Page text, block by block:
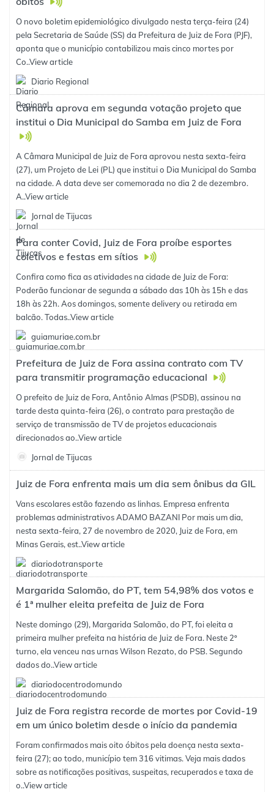
O novo boletim epidemiológico divulgado nesta terça-feira (24)
pela Secretaria de Saúde (SS) da Prefeitura de Juiz de Fora (PJF),
aponta que o município contabilizou mais cinco mortes por
Co..View article
Diario Regional
Câmara aprova em segunda votação projeto que
institui o Dia Municipal do Samba em Juiz de Fora
A Câmara Municipal de Juiz de Fora aprovou nesta sexta-feira
(27), um Projeto de Lei (PL) que institui o Dia Municipal do Samba
na cidade. A data deve ser comemorada no dia 2 de dezembro.
A..View article
Jornal de Tijucas
Para conter Covid, Juiz de Fora proíbe esportes
coletivos e festas em sítios
Confira como fica as atividades na cidade de Juiz de Fora:
Poderão funcionar de segunda a sábado das 10h às 15h e das
18h às 22h. Aos domingos, somente delivery ou retirada em
balcão. Todas..View article
guiamuriae.com.br
Prefeitura de Juiz de Fora assina contrato com TV
para transmitir programação educacional
O prefeito de Juiz de Fora, Antônio Almas (PSDB), assinou na
tarde desta quinta-feira (26), o contrato para prestação de
serviço de transmissão de TV de projetos educacionais
direcionados ao..View article
Jornal de Tijucas
Juiz de Fora enfrenta mais um dia sem ônibus da GIL
Vans escolares estão fazendo as linhas. Empresa enfrenta
problemas administrativos ADAMO BAZANI Por mais um dia,
nesta sexta-feira, 27 de novembro de 2020, Juiz de Fora, em
Minas Gerais, est..View article
diariodotransporte
Margarida Salomão, do PT, tem 54,98% dos votos e
é 1ª mulher eleita prefeita de Juiz de Fora
Neste domingo (29), Margarida Salomão, do PT, foi eleita a
primeira mulher prefeita na história de Juiz de Fora. Neste 2º
turno, ela venceu nas urnas Wilson Rezato, do PSB. Segundo
dados do..View article
diariodocentrodomundo
Juiz de Fora registra recorde de mortes por Covid-19
em um único boletim desde o início da pandemia
Foram confirmados mais oito óbitos pela doença nesta sexta-
feira (27); ao todo, município tem 316 vitimas. Veja mais dados
sobre as notificações positivas, suspeitas, recuperados e taxa de
o..View article